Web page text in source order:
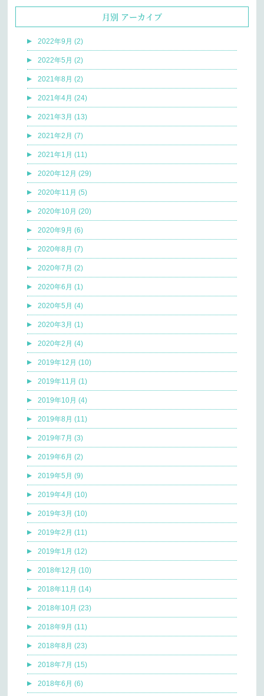
月別 アーカイブ
2022年9月 (2)
2022年5月 (2)
2021年8月 (2)
2021年4月 (24)
2021年3月 (13)
2021年2月 (7)
2021年1月 (11)
2020年12月 (29)
2020年11月 (5)
2020年10月 (20)
2020年9月 (6)
2020年8月 (7)
2020年7月 (2)
2020年6月 (1)
2020年5月 (4)
2020年3月 (1)
2020年2月 (4)
2019年12月 (10)
2019年11月 (1)
2019年10月 (4)
2019年8月 (11)
2019年7月 (3)
2019年6月 (2)
2019年5月 (9)
2019年4月 (10)
2019年3月 (10)
2019年2月 (11)
2019年1月 (12)
2018年12月 (10)
2018年11月 (14)
2018年10月 (23)
2018年9月 (11)
2018年8月 (23)
2018年7月 (15)
2018年6月 (6)